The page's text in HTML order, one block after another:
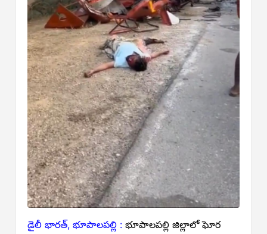
డైలీ భారత్, భూపాలపల్లి : భూపాలపల్లి జిల్లాలో ఘోర